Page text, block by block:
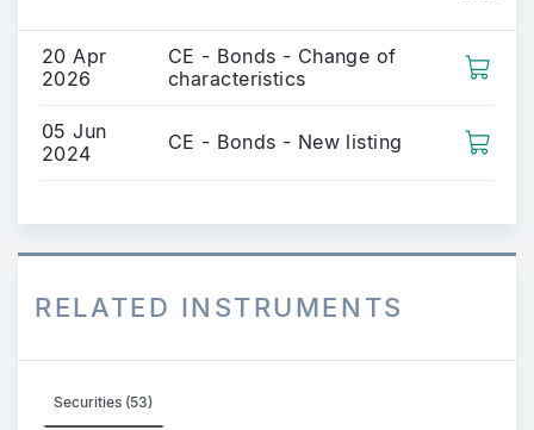
20 Apr
2026
CE - Bonds - Change of
characteristics
05 Jun
2024
CE - Bonds - New listing
RELATED INSTRUMENTS
Securities (53)